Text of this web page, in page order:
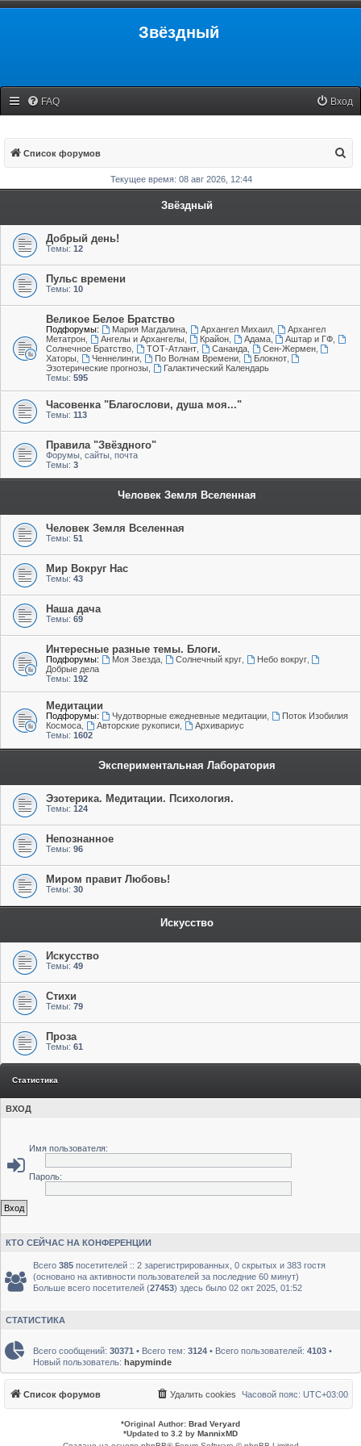
Звёздный
FAQ Вход
Список форумов
и
Текущее время: 08 авг 2026, 12:44
Звёздный
Добрый день!
Темы: 12
Пульс времени
Темы: 10
Великое Белое Братство
Подфорумы: Мария Магдалина, Архангел Михаил,
Архангел
Метатрон
Ангелы и Архангелы, Крайон, Адама, Аштар и ГФ
Солнечное Братство
ТОТ-Атлант, Сананда, Сен-Жермен,
Хаторы
Ченнелинги, По Волнам Времени, Блокнот,
Эзотерические прогнозы
Галактический Календарь
Темы: 595
Часовенка "Благослови, душа моя..."
Темы: 113
Правила "Звёздного"
Форумы, сайты, почта
Темы: 3
Человек Земля Вселенная
Человек Земля Вселенная
Темы: 51
Мир Вокруг Нас
Темы: 43
Наша дача
Темы: 69
Интересные разные темы. Блоги.
Подфорумы: Моя Звезда, Солнечный круг, Небо вокруг,
Добрые дела
Темы: 192
Медитации
Подфорумы: Чудотворные ежедневные медитации,
Поток Изобилия
Космоса
Авторские рукописи,
Архивариус
Темы: 1602
Экспериментальная Лаборатория
Эзотерика. Медитации. Психология.
Темы: 124
Непознанное
Темы: 96
Миром правит Любовь!
Темы: 30
Искусство
Искусство
Темы: 49
Стихи
Темы: 79
Проза
Темы: 61
Статистика
ВХОД
Имя пользователя:
Пароль:
КТО СЕЙЧАС НА КОНФЕРЕНЦИИ
Всего 385 посетителей :: 2 зарегистрированных, 0 скрытых и 383 гостя
(основано на активности пользователей за последние 60 минут)
Больше всего посетителей (27453) здесь было 02 окт 2025, 01:52
СТАТИСТИКА
Всего сообщений: 30371 • Всего тем: 3124 • Всего пользователей: 4103 •
Новый пользователь: hapyminde
Список форумов Часовой пояс: UTC+03:00
Удалить cookies
*Original Author: Brad Veryard
*Updated to 3.2 by MannixMD